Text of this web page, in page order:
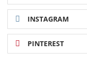
INSTAGRAM
PINTEREST